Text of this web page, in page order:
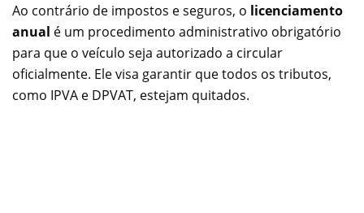
Ao contrário de impostos e seguros, o licenciamento
anual é um procedimento administrativo obrigatório
para que o veículo seja autorizado a circular
oficialmente. Ele visa garantir que todos os tributos,
como IPVA e DPVAT, estejam quitados.